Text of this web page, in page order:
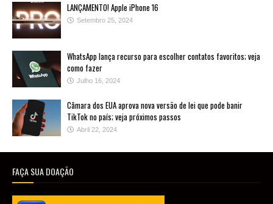
LANÇAMENTO! Apple iPhone 16
Setembro 25, 2024
WhatsApp lança recurso para escolher contatos favoritos; veja
como fazer
Julho 16, 2024
Câmara dos EUA aprova nova versão de lei que pode banir
TikTok no país; veja próximos passos
Abril 22, 2024
FAÇA SUA DOAÇÃO